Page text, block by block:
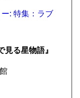
: 特集：ラブ
見る星物語』